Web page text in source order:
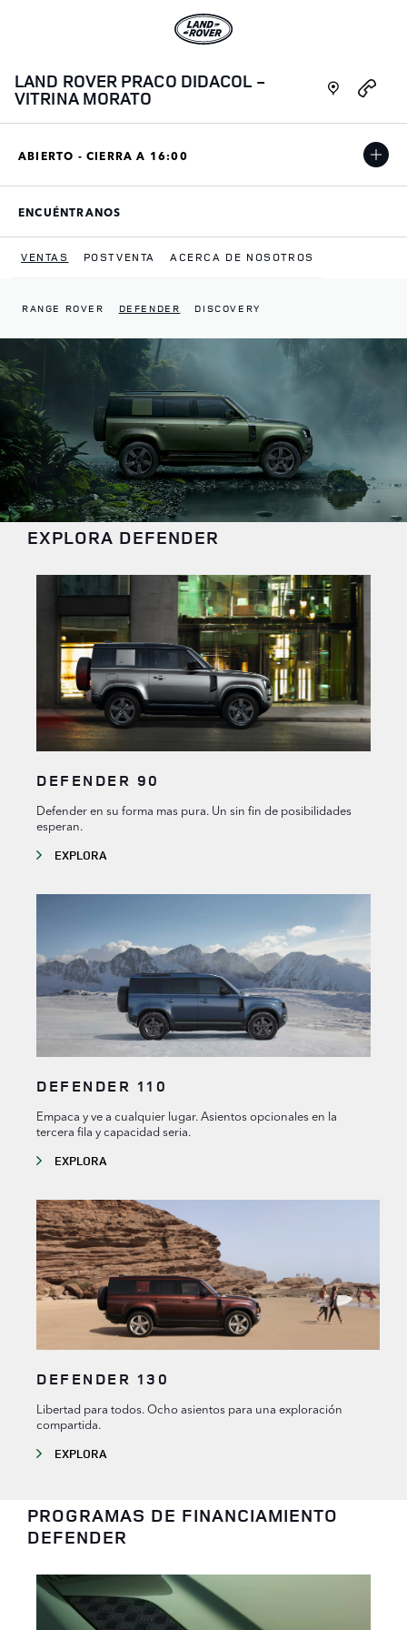
Enlace al sitio principal
Link Opens in New Tab
LAND ROVER PRACO DIDACOL -
VITRINA MORATO
Link Opens
ABIERTO - CIERRA A 16:00
ENCUÉNTRANOS
LINK OPENS IN NEW TAB
VENTAS POSTVENTA ACERCA DE NOSOTROS
RANGE ROVER DEFENDER DISCOVERY
Return to Nav
EXPLORA DEFENDER
DEFENDER 90
Defender en su forma mas pura. Un sin fin de posibilidades
esperan.
EXPLORA
DEFENDER 110
Empaca y ve a cualquier lugar. Asientos opcionales en la
tercera fila y capacidad seria.
EXPLORA
DEFENDER 130
Libertad para todos. Ocho asientos para una exploración
compartida.
EXPLORA
PROGRAMAS DE FINANCIAMIENTO
DEFENDER